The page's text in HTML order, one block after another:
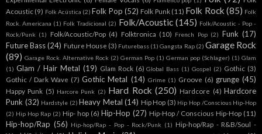
Acoustic (9) Folk Acústica (2) Folk Pop (52) Folk Punk (11) Folk Rock (85) Folk
Rock. Americana (1) Folk Tradicional (2) Folk/Acoustic (145) Folk/Acoustic - Pop -
Rock/Punk (1) Folk/Acoustic/Pop (4) Folktronica (10) French Pop (2) Funk (17)
Future Bass (24) Future House (3) Futurebass (1) Gangsta Rap (2) Garage Rock
(89) Garage Rock. Alternative Rock (2) German Pop (1) German pop (Schlager) (1) Glam
(1) Glam / Hair Metal (19) Glam Rock (6) Global Bass (1) Gospel (2) Gothic (3)
Gothic / Dark Wave (7) Gothic Metal (14) Grime (1) Groove (6) grunge (45)
Happy Punk (5) Harcore Punk (2) Hard Rock (250) Hardcore (4) Hardcore
Punk (32) Hardstyle (2) Heavy Metal (14) Hip Hop (3) Hip Hop /Conscious Hip-Hop
(2) Hip Hop Rap (2) Hip- hop (6) Hip-Hop (27) Hip-Hop / Conscious Hip-Hop (11)
Hip-hop/Rap (56) Hip-hop/Rap - Pop - Rock/Punk (1) Hip-hop/Rap - R&B/Soul -